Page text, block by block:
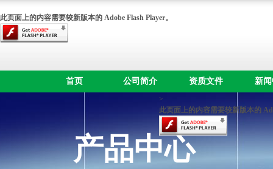
此页面上的内容需要较新版本的 Adobe Flash Player。
首页 公司简介 资质文件 新
>
此页面上的内容需要较新版本的
产品中心